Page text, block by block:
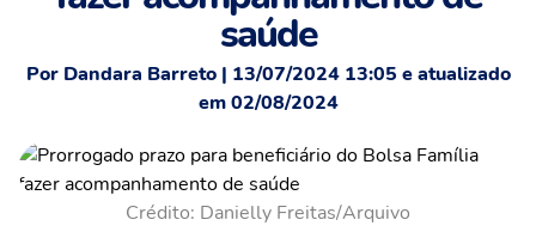
saúde
Por Dandara Barreto | 13/07/2024 13:05 e atualizado
em 02/08/2024
Crédito: Danielly Freitas/Arquivo